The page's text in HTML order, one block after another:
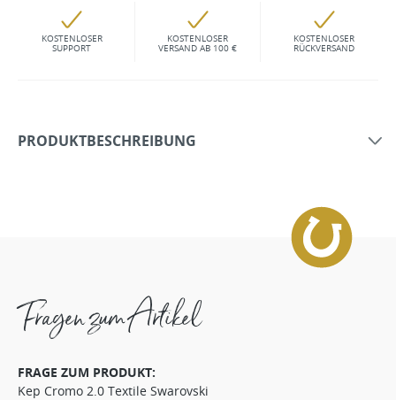
KOSTENLOSER
SUPPORT
KOSTENLOSER
VERSAND AB 100 €
KOSTENLOSER
RÜCKVERSAND
PRODUKTBESCHREIBUNG
Fragen zum Artikel
FRAGE ZUM PRODUKT:
Kep Cromo 2.0 Textile Swarovski